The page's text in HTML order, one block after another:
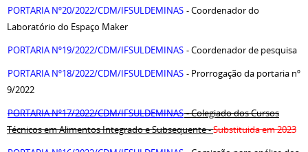
PORTARIA Nº20/2022/CDM/IFSULDEMINAS - Coordenador do
Laboratório do Espaço Maker
PORTARIA Nº19/2022/CDM/IFSULDEMINAS - Coordenador de pesquisa
PORTARIA Nº18/2022/CDM/IFSULDEMINAS - Prorrogação da portaria nº
9/2022
PORTARIA Nº17/2022/CDM/IFSULDEMINAS- Colegiado dos Cursos
Técnicos em Alimentos Integrado e Subsequente -Substituida em 2023